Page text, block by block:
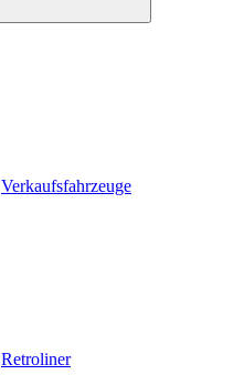
Verkaufsfahrzeuge
Retroliner